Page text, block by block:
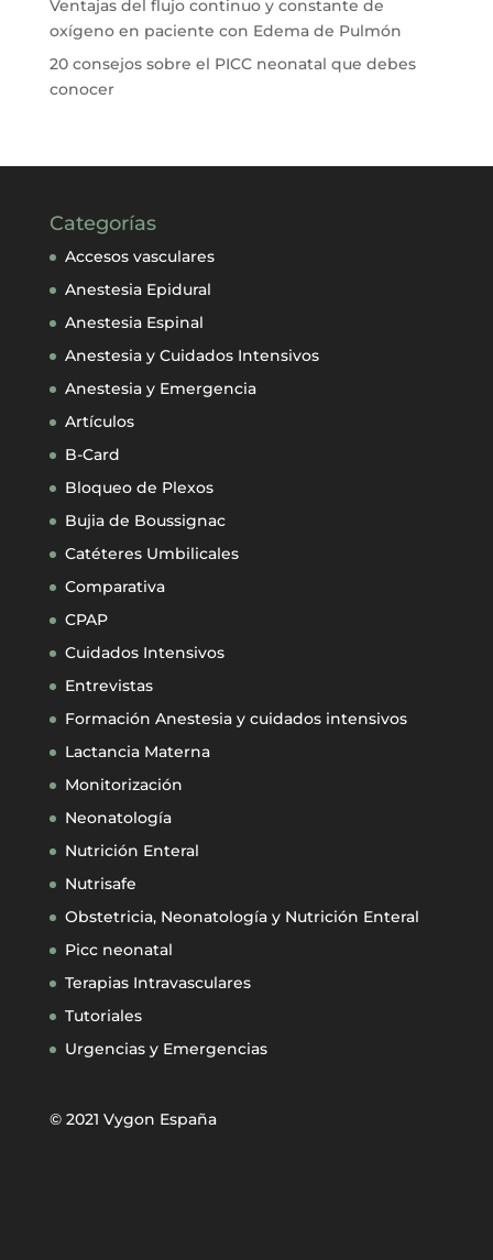
Ventajas del flujo continuo y constante de
oxígeno en paciente con Edema de Pulmón
20 consejos sobre el PICC neonatal que debes
conocer
Categorías
Accesos vasculares
Anestesia Epidural
Anestesia Espinal
Anestesia y Cuidados Intensivos
Anestesia y Emergencia
Artículos
B-Card
Bloqueo de Plexos
Bujia de Boussignac
Catéteres Umbilicales
Comparativa
CPAP
Cuidados Intensivos
Entrevistas
Formación Anestesia y cuidados intensivos
Lactancia Materna
Monitorización
Neonatología
Nutrición Enteral
Nutrisafe
Obstetricia, Neonatología y Nutrición Enteral
Picc neonatal
Terapias Intravasculares
Tutoriales
Urgencias y Emergencias
© 2021 Vygon España